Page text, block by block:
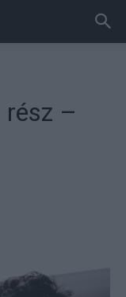
rész –